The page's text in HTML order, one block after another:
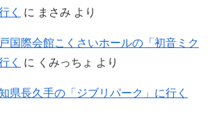
く
に まさみ より
国際会館こくさいホールの「初音ミク
く
に くみっちょ より
県長久手の「ジブリパーク」に行く